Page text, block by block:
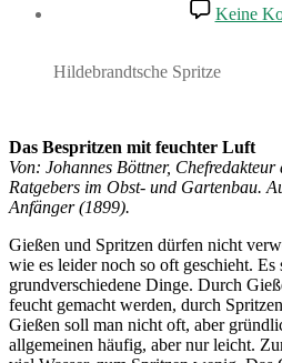
Keine
Hildebrandtsche Spritze
Das Bespritzen mit feuchter Luft
Von: Johannes Böttner, Chefredakteur
Ratgebers im Obst- und Gartenbau.
Anfänger (1899).
Gießen und Spritzen dürfen nicht
wie es leider noch so oft geschieht. Es
grundverschiedene Dinge. Durch
feucht gemacht werden, durch
Gießen soll man nicht oft, aber
allgemeinen häufig, aber nur leicht.